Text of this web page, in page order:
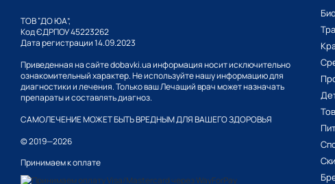
поддержка функции
повышение физической
предупреждение развития
поддержка хорошей
улучшение процесса
Регулярный прием пищевой
общее состояние, жизненный
заметить первый
известными
ТОВ “ДО ЮА”,
Код ЄДРПОУ 45223262
Дата регистрации 14.09.2023
Приведенная на сайте dobavki.ua информация носит исключительно
ознакомительный характер. Не используйте нашу информацию для
диагностики и лечения. Только ваш Лечащий врач может назначать
препараты и составлять диагноз.
САМОЛЕЧЕНИЕ МОЖЕТ БЫТЬ ВРЕДНЫМ ДЛЯ ВАШЕГО ЗДОРОВЬЯ
© 2019—2026
Принимаем к оплате